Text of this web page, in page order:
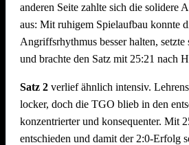
anderen Seite zahlte sich die solidere
aus: Mit ruhigem Spielaufbau konnte
Angriffsrhythmus besser halten,
und brachte den Satz mit 25:21 nach
Satz 2 verlief ähnlich intensiv.
locker, doch die TGO blieb in den
konzentrierter und konsequenter. Mit
entschieden und damit der 2:0-Erfolg